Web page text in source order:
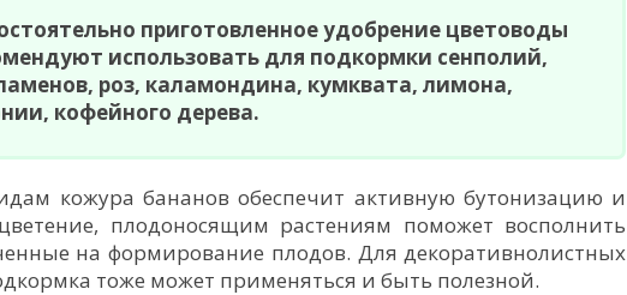
приготовленное удобрение цветоводы
использовать для подкормки сенполий,
роз, каламондина, кумквата, лимона,
кофейного дерева.
кожура бананов обеспечит активную бутонизацию и
плодоносящим растениям поможет восполнить
на формирование плодов. Для декоративнолистных
тоже может применяться и быть полезной.